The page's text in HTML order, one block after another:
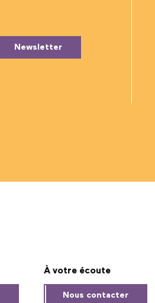
Newsletter
À votre écoute
Nous contacter